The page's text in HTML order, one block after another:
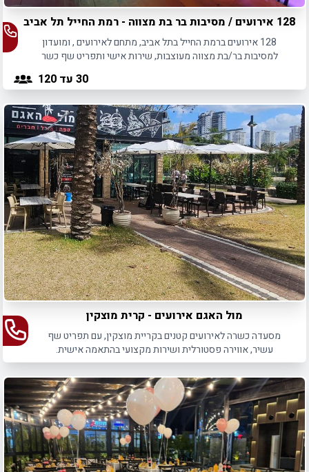
128 אירועים / מסיבות בר בת מצווה - רמת החייל תל אביב
128 אירועים ברמת החייל בתל אביב, מתחם לאירועים , ומועדון
למסיבות בר/בת מצווה מעוצבות, שירות אישי ותפריט שף כשר
30 עד 120
מול האגם אירועים - קרית מוצקין
מסעדה כשרה לאירועים קטנים בקריית מוצקין, עם תפריט שף
עשיר, אווירה פסטורלית ושירות מקצועי בהתאמה אישית.